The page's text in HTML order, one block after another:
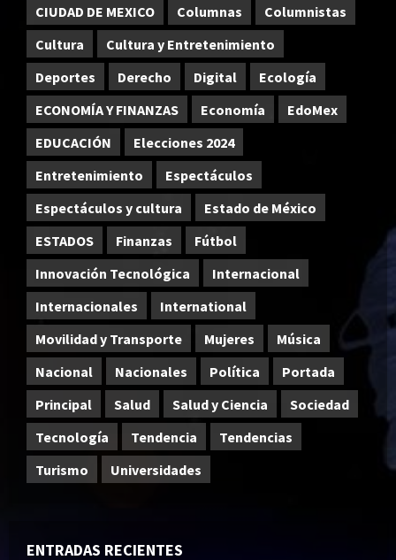
CIUDAD DE MEXICO
Columnas
Columnistas
Cultura
Cultura y Entretenimiento
Deportes
Derecho Digital
Ecología
ECONOMÍA Y FINANZAS
Economía
EdoMex
EDUCACIÓN
Elecciones 2024
Entretenimiento
Espectáculos
Espectáculos y cultura
Estado de México
ESTADOS
Finanzas
Fútbol
Innovación Tecnológica
Internacional
Internacionales
International
Movilidad y Transporte
Mujeres
Música
Nacional
Nacionales Política
Portada
Principal
Salud Salud y Ciencia
Sociedad
Tecnología
Tendencia
Tendencias
Turismo
Universidades
ENTRADAS RECIENTES